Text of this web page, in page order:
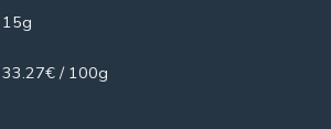
15g
33.27€ / 100g